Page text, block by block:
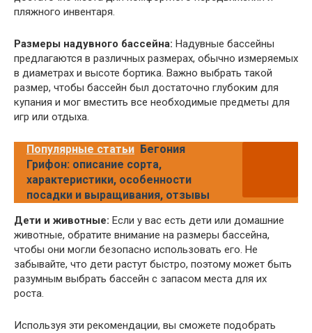
пляжного инвентаря.
Размеры надувного бассейна: Надувные бассейны
предлагаются в различных размерах, обычно измеряемых
в диаметрах и высоте бортика. Важно выбрать такой
размер, чтобы бассейн был достаточно глубоким для
купания и мог вместить все необходимые предметы для
игр или отдыха.
Популярные статьи Бегония
Грифон: описание сорта,
характеристики, особенности
посадки и выращивания, отзывы
Дети и животные: Если у вас есть дети или домашние
животные, обратите внимание на размеры бассейна,
чтобы они могли безопасно использовать его. Не
забывайте, что дети растут быстро, поэтому может быть
разумным выбрать бассейн с запасом места для их
роста.
Используя эти рекомендации, вы сможете подобрать